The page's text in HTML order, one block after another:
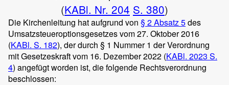
(KABl. Nr. 204 S. 380)
Die Kirchenleitung hat aufgrund von § 2 Absatz 5des
Umsatzsteueroptionsgesetzes vom 27. Oktober 2016
(KABl. S. 182), der durch § 1 Nummer 1 der Verordnung
mit Gesetzeskraft vom 16. Dezember 2022 (KABl. 2023 S.
4) angefügt worden ist, die folgende Rechtsverordnung
beschlossen: